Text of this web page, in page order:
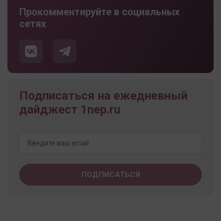
Прокомментируйте в социальных
сетях
Подписаться на ежедневный
дайджест 1nep.ru